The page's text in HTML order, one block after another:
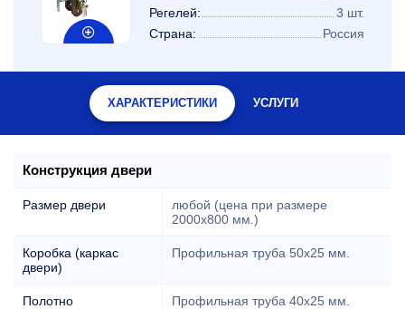
Регелей:
3 шт.
Страна:
Россия
ХАРАКТЕРИСТИКИ УСЛУГИ
Конструкция двери
Размер двери
любой (цена при размере
2000x800 мм.)
Коробка (каркас
двери)
Профильная труба 50х25 мм.
Полотно Профильная труба 40х25 мм.